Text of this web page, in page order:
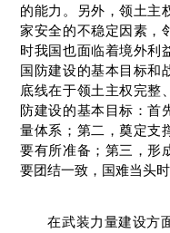
的能力。另外，领土主
家安全的不稳定因素，
时我国也面临着境外利
国防建设的基本目标和
底线在于领土主权完整
防建设的基本目标：首
量体系；第二，奠定支
要有所准备；第三，形
要团结一致，国难当头
在武装力量建设方